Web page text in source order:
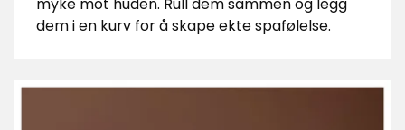
dem i en kurv for å skape ekte spafølelse.